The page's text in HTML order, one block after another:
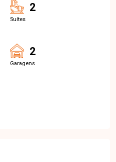
2
Suítes
2
Garagens